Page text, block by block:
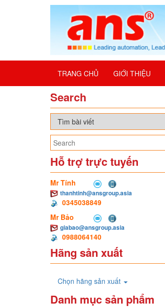
TRANG CHỦ GIỚI THIỆU
Search
Hỗ trợ trực tuyến
Mr Tính
thanhtinh@ansgroup.asia
0345038849
Mr Bảo
giabao@ansgroup.asia
0988064140
Hãng sản xuất
Chọn hãng sản xuất
Danh mục sản phẩm